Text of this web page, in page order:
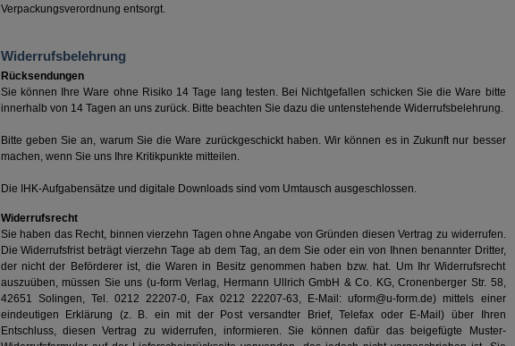
Verpackungsverordnung entsorgt.
Widerrufsbelehrung
Rücksendungen
Sie können Ihre Ware ohne Risiko 14 Tage lang testen. Bei Nichtgefallen schicken Sie die Ware bitte
innerhalb von 14 Tagen an uns zurück. Bitte beachten Sie dazu die untenstehende Widerrufsbelehrung.
Bitte geben Sie an, warum Sie die Ware zurückgeschickt haben. Wir können es in Zukunft nur besser
machen, wenn Sie uns Ihre Kritikpunkte mitteilen.
Die IHK-Aufgabensätze und digitale Downloads sind vom Umtausch ausgeschlossen.
Widerrufsrecht
Sie haben das Recht, binnen vierzehn Tagen ohne Angabe von Gründen diesen Vertrag zu widerrufen.
Die Widerrufsfrist beträgt vierzehn Tage ab dem Tag, an dem Sie oder ein von Ihnen benannter Dritter,
der nicht der Beförderer ist, die Waren in Besitz genommen haben bzw. hat. Um Ihr Widerrufsrecht
auszuüben, müssen Sie uns (u-form Verlag, Hermann Ullrich GmbH & Co. KG, Cronenberger Str. 58,
42651 Solingen, Tel. 0212 22207-0, Fax 0212 22207-63, E-Mail: uform@u-form.de) mittels einer
eindeutigen Erklärung (z. B. ein mit der Post versandter Brief, Telefax oder E-Mail) über Ihren
Entschluss, diesen Vertrag zu widerrufen, informieren. Sie können dafür das beigefügte Muster-